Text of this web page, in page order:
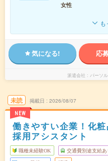
女性
気になる! 応
派遣会社 パーソ
未読
NEW
掲載日 2026/08/07
働きやすい企業！化
採用アシスタント
職種未経験OK 交通費別途支給あ